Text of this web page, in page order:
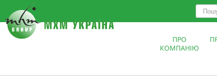
ПРО
КОМПАНІЮ